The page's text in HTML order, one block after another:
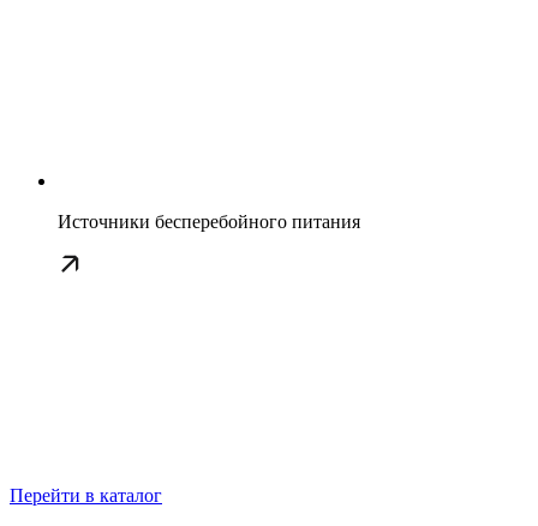
Источники бесперебойного питания
Перейти в каталог